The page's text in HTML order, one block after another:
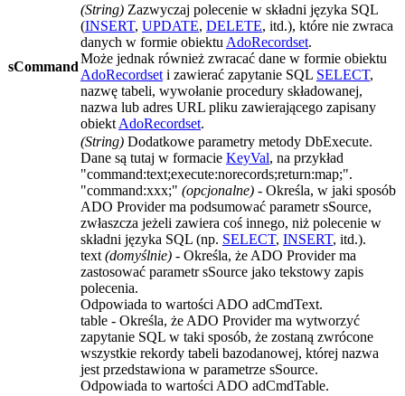
sCommand
(String) Zazwyczaj polecenie w składni języka SQL
(INSERT, UPDATE, DELETE, itd.), które nie zwraca
danych w formie obiektu AdoRecordset.
Może jednak również zwracać dane w formie obiektu
AdoRecordset i zawierać zapytanie SQL SELECT,
nazwę tabeli, wywołanie procedury składowanej,
nazwa lub adres URL pliku zawierającego zapisany
obiekt AdoRecordset.
(String) Dodatkowe parametry metody DbExecute.
Dane są tutaj w formacie KeyVal, na przykład
"command:text;execute:norecords;return:map;".
"command:xxx;" (opcjonalne) - Określa, w jaki sposób
ADO Providerma podsumować parametrsSource,
zwłaszcza jeżeli zawiera coś innego, niż polecenie w
składni języka SQL (np. SELECT, INSERT, itd.).
text (domyślnie) - Określa, że ADO Providerma
zastosować parametrsSource jako tekstowy zapis
polecenia.
Odpowiada to wartości ADO adCmdText.
table - Określa, że ADO Providerma wytworzyć
zapytanie SQL w taki sposób, że zostaną zwrócone
wszystkie rekordy tabeli bazodanowej, której nazwa
jest przedstawiona w parametrze sSource.
Odpowiada to wartości ADO adCmdTable.